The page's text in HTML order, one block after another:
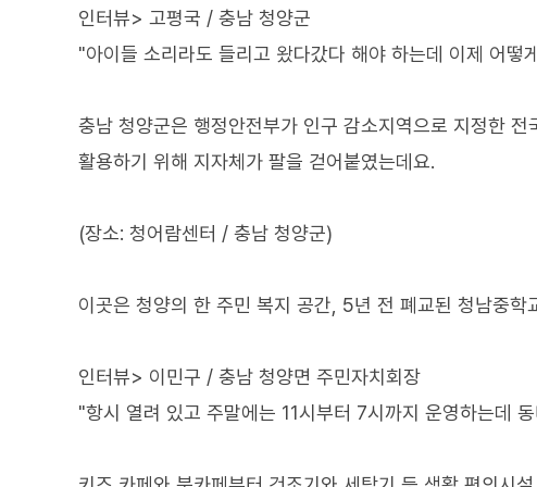
인터뷰> 고평국 / 충남 청양군
"아이들 소리라도 들리고 왔다갔다 해야 하는데 이제 어떻
충남 청양군은 행정안전부가 인구 감소지역으로 지정한
활용하기 위해 지자체가 팔을 걷어붙였는데요.
(장소: 청어람센터 / 충남 청양군)
이곳은 청양의 한 주민 복지 공간, 5년 전 폐교된 청남중
인터뷰> 이민구 / 충남 청양면 주민자치회장
"항시 열려 있고 주말에는 11시부터 7시까지 운영하는데